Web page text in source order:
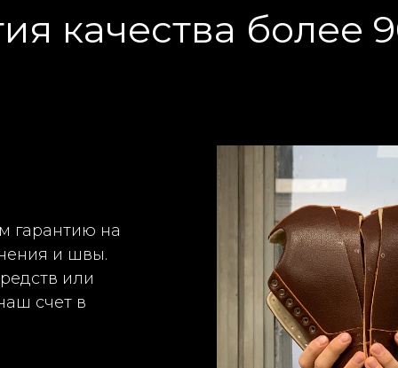
качества более
гарантию на
и швы.
или
счет в